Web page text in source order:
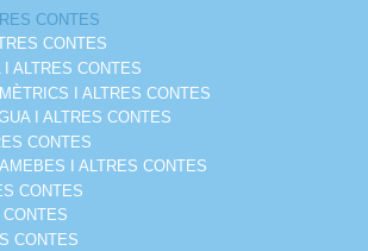
CONTES
CONTES
ALTRES CONTES
I ALTRES CONTES
I ALTRES CONTES
CONTES
I ALTRES CONTES
CONTES
CONTES